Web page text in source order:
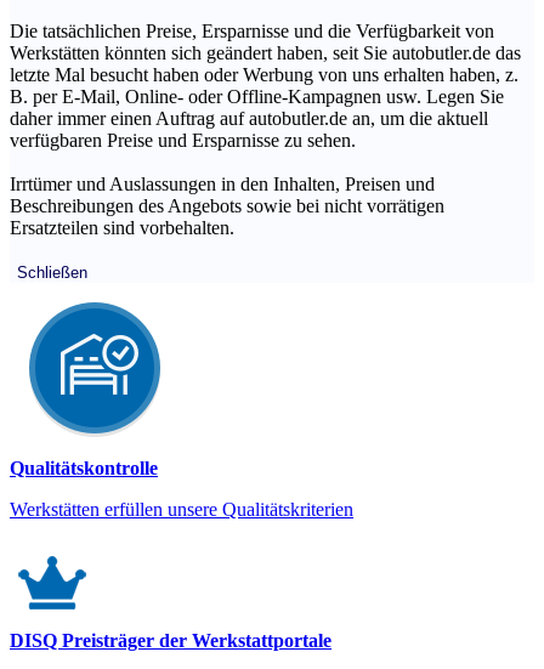
Die tatsächlichen Preise, Ersparnisse und die Verfügbarkeit von
Werkstätten könnten sich geändert haben, seit Sie autobutler.de das
letzte Mal besucht haben oder Werbung von uns erhalten haben, z.
B. per E-Mail, Online- oder Offline-Kampagnen usw. Legen Sie
daher immer einen Auftrag auf autobutler.de an, um die aktuell
verfügbaren Preise und Ersparnisse zu sehen.
Irrtümer und Auslassungen in den Inhalten, Preisen und
Beschreibungen des Angebots sowie bei nicht vorrätigen
Ersatzteilen sind vorbehalten.
Schließen
Qualitätskontrolle
Werkstätten erfüllen unsere Qualitätskriterien
DISQ Preisträger der Werkstattportale